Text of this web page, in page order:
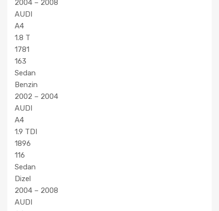
2004 – 2008
AUDI
A4
1.8 T
1781
163
Sedan
Benzin
2002 – 2004
AUDI
A4
1.9 TDI
1896
116
Sedan
Dizel
2004 – 2008
AUDI